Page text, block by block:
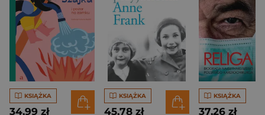
KSIĄŻKA
34,99 zł
KSIĄŻKA
45,78 zł
KSIĄŻKA
37,26 zł